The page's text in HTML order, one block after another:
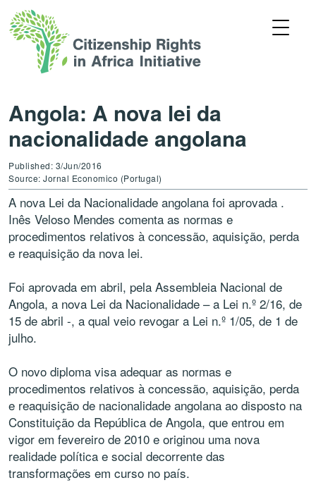
Angola: A nova lei da
nacionalidade angolana
Published: 3/Jun/2016
Source: Jornal Economico (Portugal)
A nova Lei da Nacionalidade angolana foi aprovada .
Inês Veloso Mendes comenta as normas e
procedimentos relativos à concessão, aquisição, perda
e reaquisição da nova lei.
Foi aprovada em abril, pela Assembleia Nacional de
Angola, a nova Lei da Nacionalidade – a Lei n.º 2/16, de
15 de abril -, a qual veio revogar a Lei n.º 1/05, de 1 de
julho.
O novo diploma visa adequar as normas e
procedimentos relativos à concessão, aquisição, perda
e reaquisição de nacionalidade angolana ao disposto na
Constituição da República de Angola, que entrou em
vigor em fevereiro de 2010 e originou uma nova
realidade política e social decorrente das
transformações em curso no país.